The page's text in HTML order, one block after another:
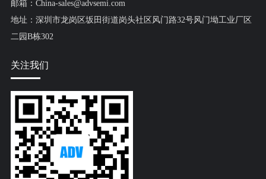
邮箱：China-sales@advsemi.com
地址：深圳市龙岗区坂田街道岗头社区风门路32号风门坳工业厂区
二园B栋302
关注我们